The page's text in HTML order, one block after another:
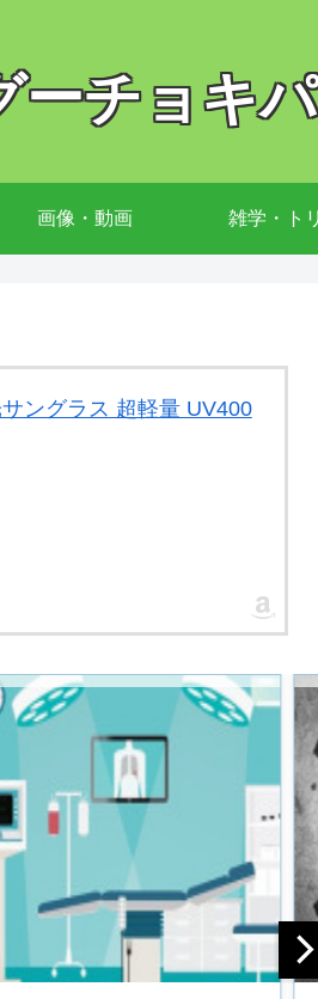
ーチョキ
画像・動画 雑学・ト
ングラス 超軽量 UV400